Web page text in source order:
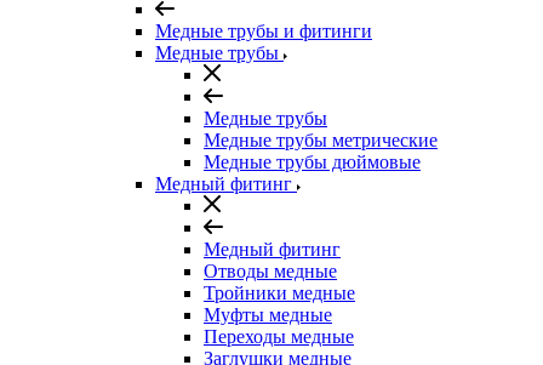
Медные трубы и фитинги
Медные трубы
Медные трубы
Медные трубы метрические
Медные трубы дюймовые
Медный фитинг
Медный фитинг
Отводы медные
Тройники медные
Муфты медные
Переходы медные
Заглушки медные